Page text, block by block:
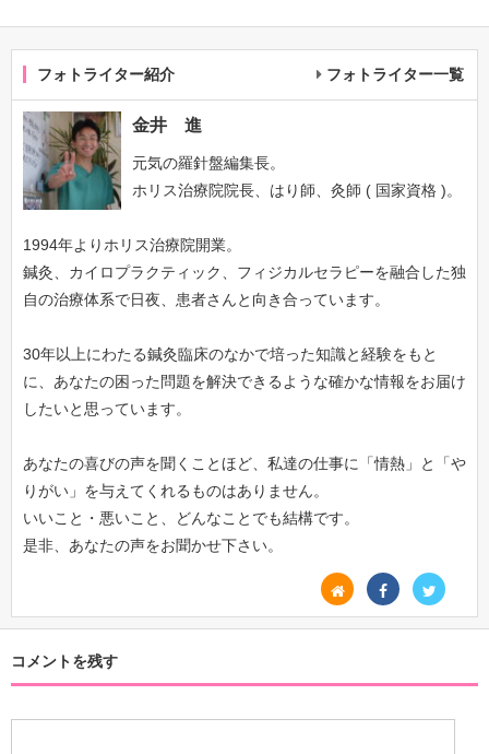
フォトライター紹介 フォトライター一覧
金井 進
元気の羅針盤編集長。
ホリス治療院院長、はり師、灸師 ( 国家資格 )。
1994年よりホリス治療院開業。
鍼灸、カイロプラクティック、フィジカルセラピーを融合した独
自の治療体系で日夜、患者さんと向き合っています。
30年以上にわたる鍼灸臨床のなかで培った知識と経験をもと
に、あなたの困った問題を解決できるような確かな情報をお届け
したいと思っています。
あなたの喜びの声を聞くことほど、私達の仕事に「情熱」と「や
りがい」を与えてくれるものはありません。
いいこと・悪いこと、どんなことでも結構です。
是非、あなたの声をお聞かせ下さい。
コメントを残す